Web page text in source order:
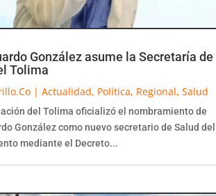
González asume la Secretaría de
Tolima
| Actualidad, Política, Regional, Salud
del Tolima oficializó el nombramiento de
González como nuevo secretario de Salud del
mediante el Decreto...